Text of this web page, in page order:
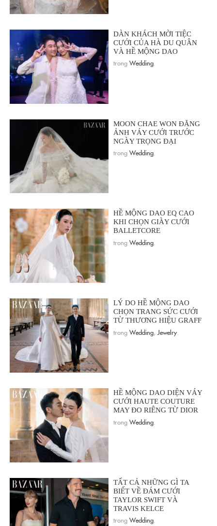
DÀN KHÁCH MỜI TIỆC
CƯỚI CỦA HÀ DU QUÂN
VÀ HỀ MỘNG DAO
trong Wedding
MOON CHAE WON ĐĂNG
ẢNH VÁY CƯỚI TRƯỚC
NGÀY TRỌNG ĐẠI
trong Wedding
HỀ MỘNG DAO EQ CAO
KHI CHỌN GIÀY CƯỚI
BALLETCORE
trong Wedding
LÝ DO HỀ MỘNG DAO
CHỌN TRANG SỨC CƯỚI
TỪ THƯƠNG HIỆU GRAFF
trong Wedding, Jewelry.
HỀ MỘNG DAO DIỆN VÁY
CƯỚI HAUTE COUTURE
MAY ĐO RIÊNG TỪ DIOR
trong Wedding
TẤT CẢ NHỮNG GÌ TA
BIẾT VỀ ĐÁM CƯỚI
TAYLOR SWIFT VÀ
TRAVIS KELCE
trong Wedding